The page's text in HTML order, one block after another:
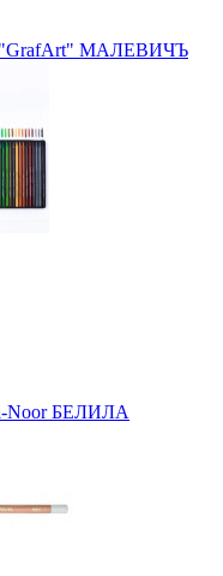
"GrafArt" МАЛЕВИЧЪ
i-Noor БЕЛИЛА